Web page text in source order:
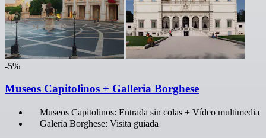
-5%
Museos Capitolinos + Galleria Borghese
Museos Capitolinos: Entrada sin colas + Vídeo multimedia
Galería Borghese: Visita guiada